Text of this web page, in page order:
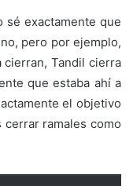
sé exactamente que
pero por ejemplo,
cierran, Tandil cierra
que estaba ahí a
el objetivo
ramales como